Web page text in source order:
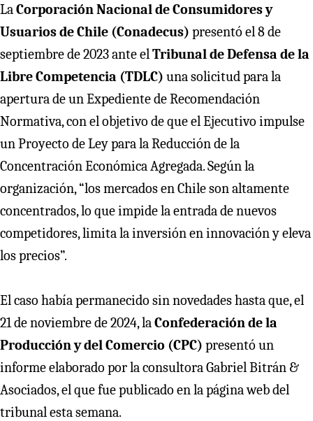
LaCorporación Nacional de Consumidores y
Usuarios de Chile (Conadecus) presentó el 8 de
septiembre de 2023 ante elTribunal de Defensa de la
Libre Competencia (TDLC) una solicitud para la
apertura de un Expediente de Recomendación
Normativa, con el objetivo de que el Ejecutivo impulse
un Proyecto de Ley para la Reducción de la
Concentración Económica Agregada. Según la
organización, “los mercados en Chile son altamente
concentrados, lo que impide la entrada de nuevos
competidores, limita la inversión en innovación y eleva
los precios”.
El caso había permanecido sin novedades hasta que, el
21 de noviembre de 2024, laConfederación de la
Producción y del Comercio (CPC) presentó un
informe elaborado por la consultora Gabriel Bitrán &
Asociados, el que fue publicado en la página web del
tribunal esta semana.